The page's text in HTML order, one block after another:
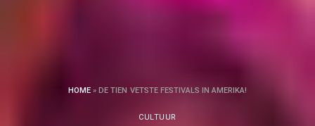
HOME » DE TIEN VETSTE FESTIVALS IN AMERIKA!
CULTUUR